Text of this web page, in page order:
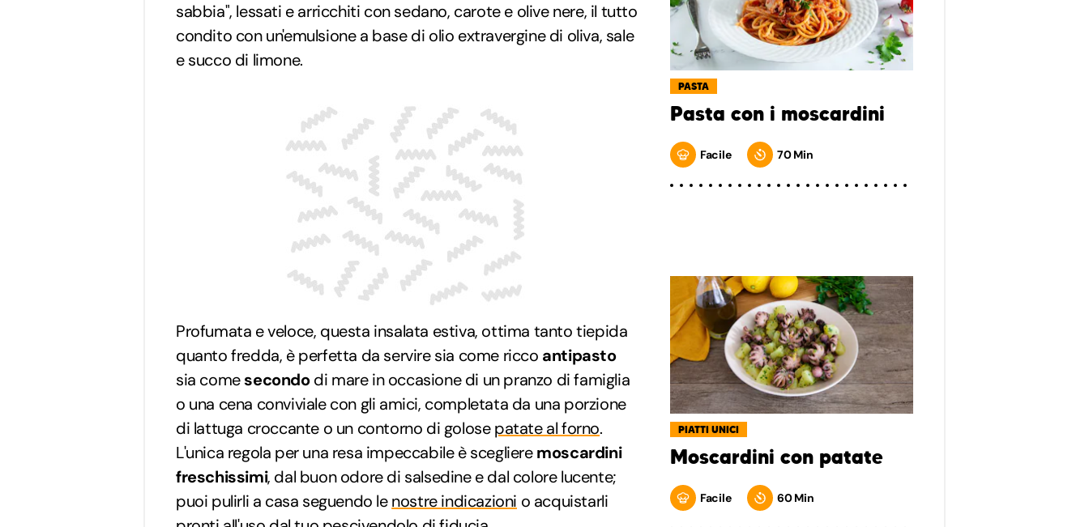
sabbia", lessati e arricchiti con sedano, carote e olive nere, il tutto
condito con un'emulsione a base di olio extravergine di oliva, sale
e succo di limone.
Profumata e veloce, questa insalata estiva, ottima tanto tiepida
quanto fredda, è perfetta da servire sia come ricco antipasto
sia comesecondodi mare in occasione di un pranzo di famiglia
o una cena conviviale con gli amici, completata da una porzione
di lattuga croccante o un contorno di golosepatate al forno.
L'unica regola per una resa impeccabile è sceglieremoscardini
freschissimi, dal buon odore di salsedine e dal colore lucente;
puoi pulirli a casa seguendo lenostre indicazioni o acquistarli
PASTA
Pasta con i moscardini
Facile 70 Min
PIATTI UNICI
Moscardini con patate
Facile 60 Min